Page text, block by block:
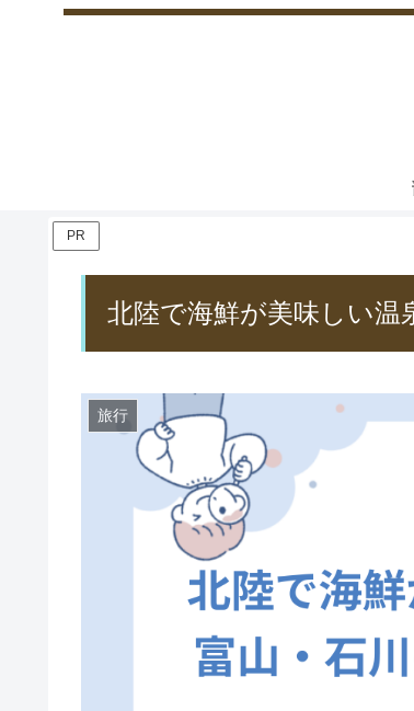
PR
北陸で海鮮が美味しい温
旅行